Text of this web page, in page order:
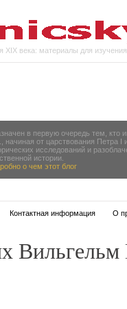
XIX века: материалы для
в первую очередь тем,
начиная от царствования Петра
исследований и
истории.
о чем этот блог
Контактная информация О
Вильгельм